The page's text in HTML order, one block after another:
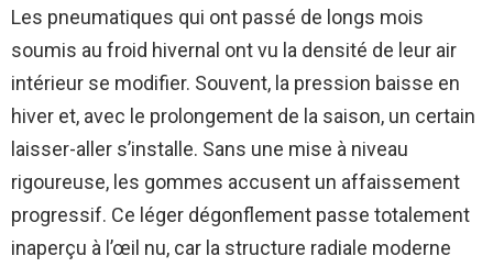
Les pneumatiques qui ont passé de longs mois
soumis au froid hivernal ont vu la densité de leur air
intérieur se modifier. Souvent, la pression baisse en
hiver et, avec le prolongement de la saison, un certain
laisser-aller s’installe. Sans une mise à niveau
rigoureuse, les gommes accusent un affaissement
progressif. Ce léger dégonflement passe totalement
inaperçu à l’œil nu, car la structure radiale moderne